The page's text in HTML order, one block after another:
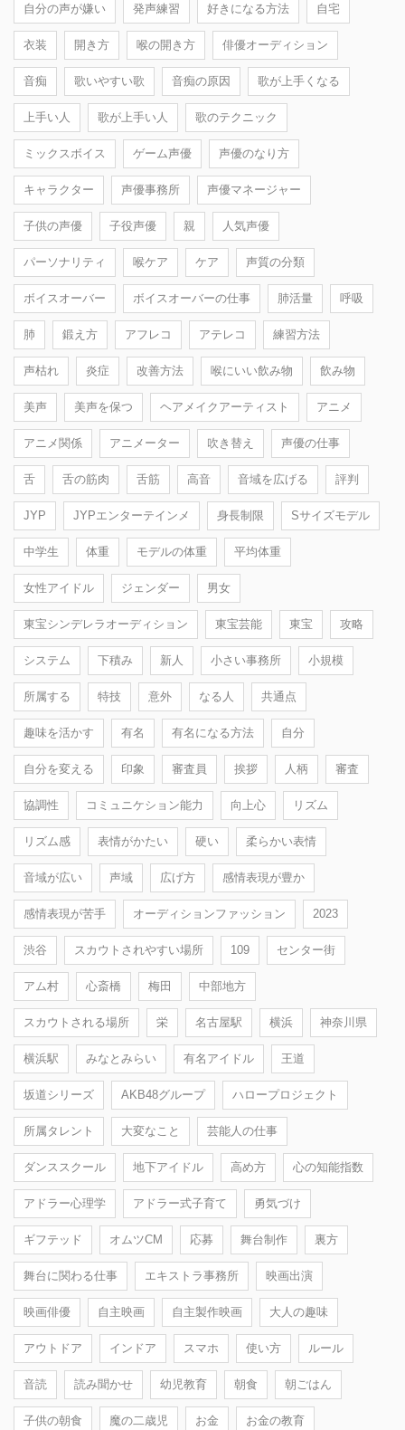
自分の声が嫌い 発声練習 好きになる方法 自宅
衣装 開き方 喉の開き方 俳優オーディション
音痴 歌いやすい歌 音痴の原因 歌が上手くなる
上手い人 歌が上手い人 歌のテクニック
ミックスボイス ゲーム声優 声優のなり方
キャラクター 声優事務所 声優マネージャー
子供の声優 子役声優 親 人気声優
パーソナリティ 喉ケア ケア 声質の分類
ボイスオーバー ボイスオーバーの仕事 肺活量 呼吸
肺 鍛え方 アフレコ アテレコ 練習方法
声枯れ 炎症 改善方法 喉にいい飲み物 飲み物
美声 美声を保つ ヘアメイクアーティスト アニメ
アニメ関係 アニメーター 吹き替え 声優の仕事
舌 舌の筋肉 舌筋 高音 音域を広げる 評判
JYP JYPエンターテインメ 身長制限 Sサイズモデル
中学生 体重 モデルの体重 平均体重
女性アイドル ジェンダー 男女
東宝シンデレラオーディション 東宝芸能 東宝 攻略
システム 下積み 新人 小さい事務所 小規模
所属する 特技 意外 なる人 共通点
趣味を活かす 有名 有名になる方法 自分
自分を変える 印象 審査員 挨拶 人柄 審査
協調性 コミュニケション能力 向上心 リズム
リズム感 表情がかたい 硬い 柔らかい表情
音域が広い 声域 広げ方 感情表現が豊か
感情表現が苦手 オーディションファッション 2023
渋谷 スカウトされやすい場所 109 センター街
アム村 心斎橋 梅田 中部地方
スカウトされる場所 栄 名古屋駅 横浜 神奈川県
横浜駅 みなとみらい 有名アイドル 王道
坂道シリーズ AKB48グループ ハロープロジェクト
所属タレント 大変なこと 芸能人の仕事
ダンススクール 地下アイドル 高め方 心の知能指数
アドラー心理学 アドラー式子育て 勇気づけ
ギフテッド オムツCM 応募 舞台制作 裏方
舞台に関わる仕事 エキストラ事務所 映画出演
映画俳優 自主映画 自主製作映画 大人の趣味
アウトドア インドア スマホ 使い方 ルール
音読 読み聞かせ 幼児教育 朝食 朝ごはん
子供の朝食 魔の二歳児 お金 お金の教育